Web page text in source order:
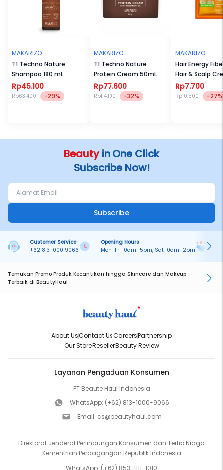
MAKARIZO
T1 Techno Nature
Shampoo 180 mL
Rp45.100
Rp63.400 -29%
MAKARIZO
T1 Techno Nature
Protein Cream 50mL
Rp77.600
Rp114.100 -32%
MAKARIZO
Hair Energy
Hair & Scalp
30mL
Rp7.700
Rp10.500 -27%
Beautyin One Click
Subscribe Now!
Subscribe
Customer Service
+62 813 1000 9066
Opening Hours
Mon–Fri 10am–5pm, Sat 10am–2pm
Temukan Promo Produk Kecantikan hingga Skincare dan Makeup
Terbaik di BeautyHaul
About UsContact UsCareersPartnership
Our StoreResellerBeauty Review
Layanan Pengaduan Konsumen
PT Beaute Haul Indonesia
WhatsApp: (+62) 813-1000-9066
Email: cs@beautyhaul.com
Direktorat Jenderal Perlindungan Konsumen dan Tertib Niaga
Kementrian Perdagangan Republik Indonesia
WhatsApp: (+62) 853-1111-1010